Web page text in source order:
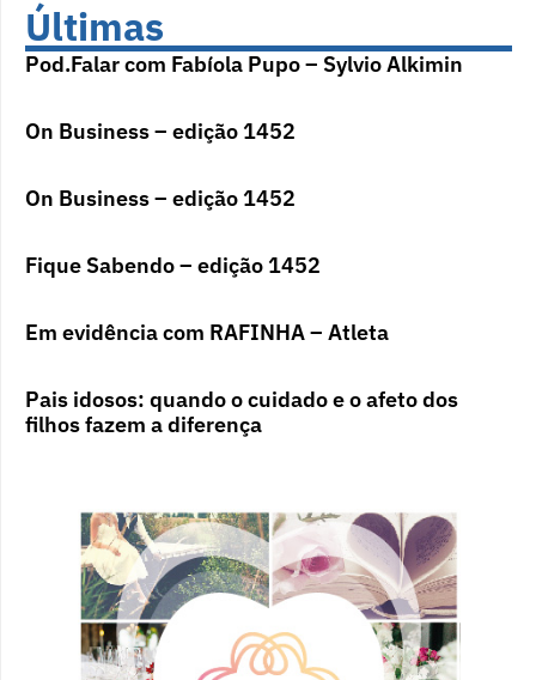
Últimas
Pod.Falar com Fabíola Pupo – Sylvio Alkimin
On Business – edição 1452
On Business – edição 1452
Fique Sabendo – edição 1452
Em evidência com RAFINHA – Atleta
Pais idosos: quando o cuidado e o afeto dos
filhos fazem a diferença